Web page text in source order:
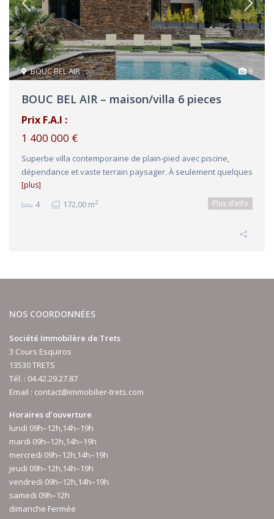
9
BOUC BEL AIR
BOUC BEL AIR – maison/villa 6 pieces
Prix F.A.I :
1 400 000 €
Superbe villa contemporaine de plain-pied avec piscine,
dépendance et vaste terrain paysager. À seulement quelques
[plus]
4 172,00 m2 Plus d'info
NOS COORDONNÉES
Société Immobilère de Trets
3 Cours Esquiros
13530 TRETS
Tél. : 04.42.29.27.87
Email : contact@immobilier-trets.com
Horaires d’ouverture
lundi 09h–12h,14h–19h
mardi 09h–12h,14h–19h
mercredi 09h–12h,14h–19h
jeudi 09h–12h,14h–19h
vendredi 09h–12h,14h–19h
samedi 09h–12h
dimanche Fermée